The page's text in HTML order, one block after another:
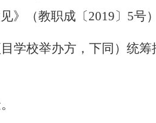
》（教职成〔2019〕5号
学校举办方，下同）统